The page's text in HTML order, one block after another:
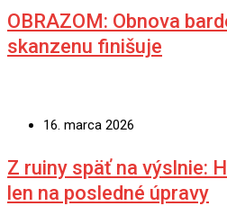
OBRAZOM: Obnova
skanzenu finišuje
16. marca 2026
Z ruiny späť na výslnie:
len na posledné úpravy